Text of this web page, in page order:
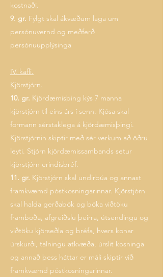
kostnaði.
9. gr. Fylgt skal ákvæðum laga um
persónuvernd og meðferð
persónuupplýsinga
IV. kafli.
Kjörstjórn.
10. gr. Kjördæmisþing kýs 7 manna
kjörstjórn til eins árs í senn. Kjósa skal
formann sérstaklega á kjördæmisþingi.
Kjörstjórnin skiptir með sér verkum að öðru
leyti. Stjórn kjördæmissambands setur
kjörstjórn erindisbréf.
11. gr. Kjörstjórn skal undirbúa og annast
framkvæmd póstkosningarinnar. Kjörstjórn
skal halda gerðabók og bóka viðtöku
framboða, afgreiðslu þeirra, útsendingu og
viðtöku kjörseðla og bréfa, hvers konar
úrskurði, talningu atkvæða, úrslit kosninga
og annað þess háttar er máli skiptir við
framkvæmd póstkosningarinnar.